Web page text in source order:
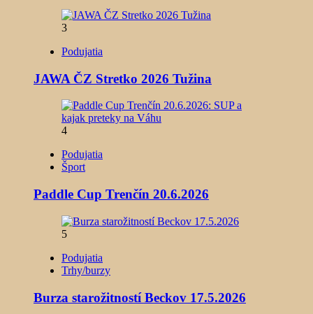
3
Podujatia
JAWA ČZ Stretko 2026 Tužina
4
Podujatia
Šport
Paddle Cup Trenčín 20.6.2026
5
Podujatia
Trhy/burzy
Burza starožitností Beckov 17.5.2026